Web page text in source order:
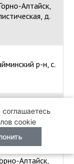
Алтайск,
д.
р-н, с.
Алтайск,
Алтайск,
cookie